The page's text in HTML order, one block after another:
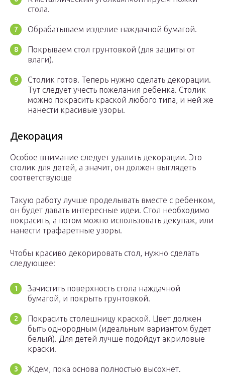
стола.
Обрабатываем изделие наждачной бумагой.
Покрываем стол грунтовкой (для защиты от
влаги).
Столик готов. Теперь нужно сделать декорации.
Тут следует учесть пожелания ребенка. Столик
можно покрасить краской любого типа, и ней же
нанести красивые узоры.
Декорация
Особое внимание следует удалить декорации. Это
столик для детей, а значит, он должен выглядеть
соответствующе
Такую работу лучше проделывать вместе с ребенком,
он будет давать интересные идеи. Стол необходимо
покрасить, а потом можно использовать декупаж, или
нанести трафаретные узоры.
Чтобы красиво декорировать стол, нужно сделать
следующее:
Зачистить поверхность стола наждачной
бумагой, и покрыть грунтовкой.
Покрасить столешницу краской. Цвет должен
быть однородным (идеальным вариантом будет
белый). Для детей лучше подойдут акриловые
краски.
Ждем, пока основа полностью высохнет.